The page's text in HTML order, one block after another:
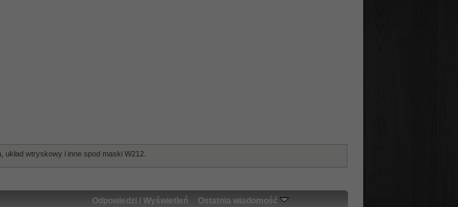
wtryskowy i inne spod maski W212.
Odpowiedzi / Wyświetleń
Ostatnia wiadomość